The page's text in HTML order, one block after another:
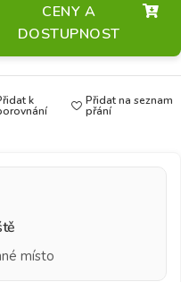
CENY A
DOSTUPNOST
k Přidat na seznam
přání
místo